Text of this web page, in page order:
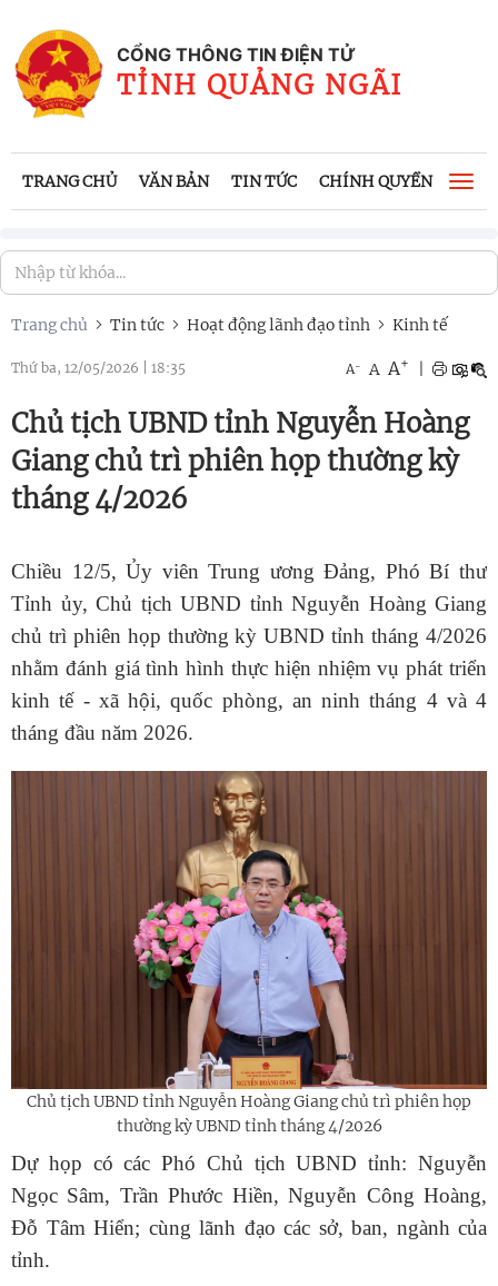
CỔNG THÔNG TIN ĐIỆN TỬ
TỈNH QUẢNG NGÃI
TRANG CHỦ VĂN BẢN TIN TỨC CHÍNH QUYỀN
Trang chủ Tin tức Hoạt động lãnh đạo tỉnh Kinh tế
Thứ ba, 12/05/2026 18:35 A- A A+
Chủ tịch UBND tỉnh Nguyễn Hoàng
Giang chủ trì phiên họp thường kỳ
tháng 4/2026
Chiều 12/5, Ủy viên Trung ương Đảng, Phó Bí thư
Tỉnh ủy, Chủ tịch UBND tỉnh Nguyễn Hoàng Giang
chủ trì phiên họp thường kỳ UBND tỉnh tháng 4/2026
nhằm đánh giá tình hình thực hiện nhiệm vụ phát triển
kinh tế - xã hội, quốc phòng, an ninh tháng 4 và 4
tháng đầu năm 2026.
Chủ tịch UBND tỉnh Nguyễn Hoàng Giang chủ trì phiên họp
thường kỳ UBND tỉnh tháng 4/2026
Dự họp có các Phó Chủ tịch UBND tỉnh: Nguyễn
Ngọc Sâm, Trần Phước Hiền, Nguyễn Công Hoàng,
Đỗ Tâm Hiển; cùng lãnh đạo các sở, ban, ngành của
tỉnh.